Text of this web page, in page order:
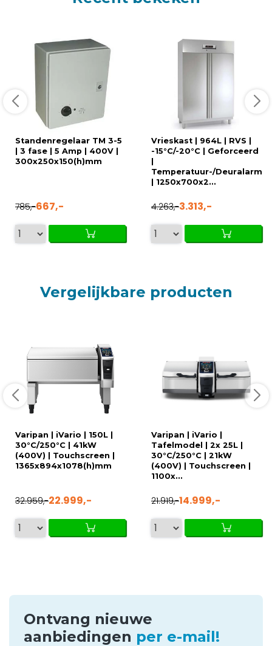
Standenregelaar TM 3-5
| 3 fase | 5 Amp | 400V |
300x250x150(h)mm
785,-667,-
Vrieskast | 964L | RVS |
-15°C/-20°C | Geforceerd
Temperatuur-/Deuralarm
| 1250x700x2...
4.263,-3.313,-
Vergelijkbare producten
Varipan | iVario | 150L |
30°C/250°C | 41kW
(400V) | Touchscreen |
1365x894x1078(h)mm
32.959,-22.999,-
Varipan | iVario |
Tafelmodel | 2x 25L |
30°C/250°C | 21kW
(400V) | Touchscreen |
1100x...
21.919,-14.999,-
Ontvang nieuwe
aanbiedingen per e-mail!